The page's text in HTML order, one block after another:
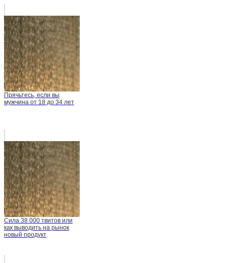
Прячьтесь, если вы
мужчина от 18 до 34 лет
Сила 38 000 твитов или
как выводить на рынок
новый продукт